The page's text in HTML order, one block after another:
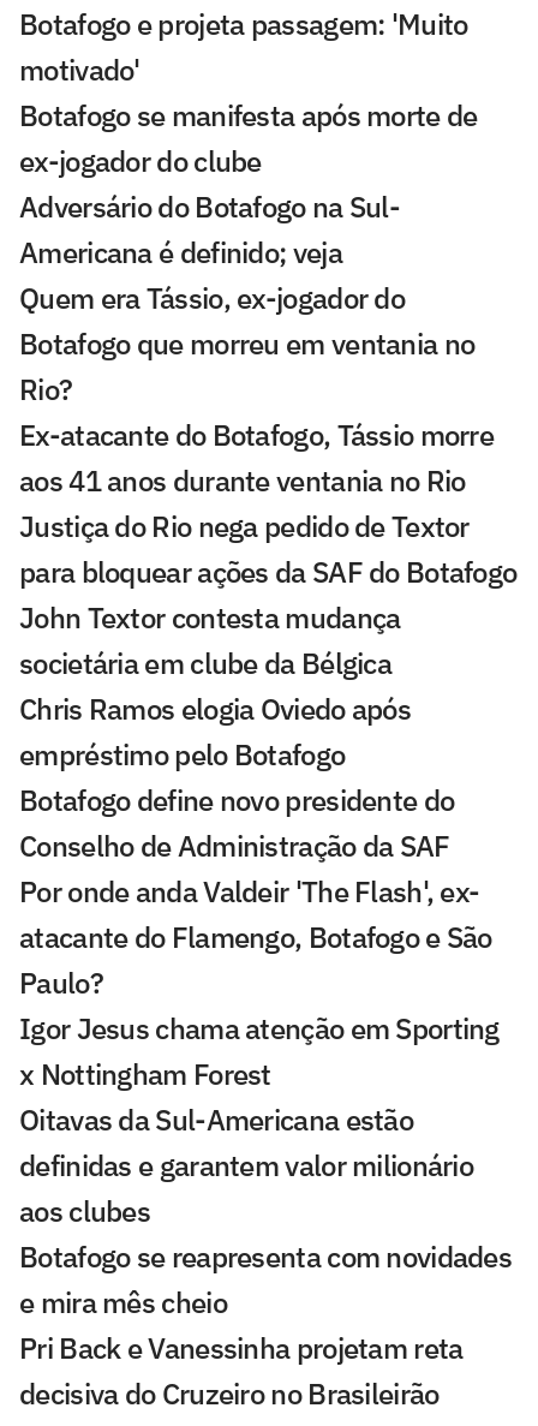
Botafogo e projeta passagem: 'Muito
motivado'
Botafogo se manifesta após morte de
ex-jogador do clube
Adversário do Botafogo na Sul-
Americana é definido; veja
Quem era Tássio, ex-jogador do
Botafogo que morreu em ventania no
Rio?
Ex-atacante do Botafogo, Tássio morre
aos 41 anos durante ventania no Rio
Justiça do Rio nega pedido de Textor
para bloquear ações da SAF do Botafogo
John Textor contesta mudança
societária em clube da Bélgica
Chris Ramos elogia Oviedo após
empréstimo pelo Botafogo
Botafogo define novo presidente do
Conselho de Administração da SAF
Por onde anda Valdeir 'The Flash', ex-
atacante do Flamengo, Botafogo e São
Paulo?
Igor Jesus chama atenção em Sporting
x Nottingham Forest
Oitavas da Sul-Americana estão
definidas e garantem valor milionário
aos clubes
Botafogo se reapresenta com novidades
e mira mês cheio
Pri Back e Vanessinha projetam reta
decisiva do Cruzeiro no Brasileirão